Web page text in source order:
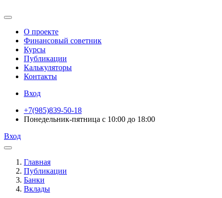
О проекте
Финансовый советник
Курсы
Публикации
Калькуляторы
Контакты
Вход
+7(985)839-50-18
Понедельник-пятница с 10:00 до 18:00
Вход
Главная
Публикации
Банки
Вклады